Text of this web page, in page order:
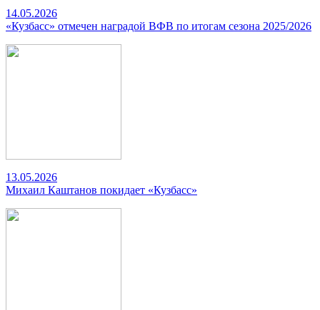
14.05.2026
«Кузбасс» отмечен наградой ВФВ по итогам сезона 2025/2026
13.05.2026
Михаил Каштанов покидает «Кузбасс»